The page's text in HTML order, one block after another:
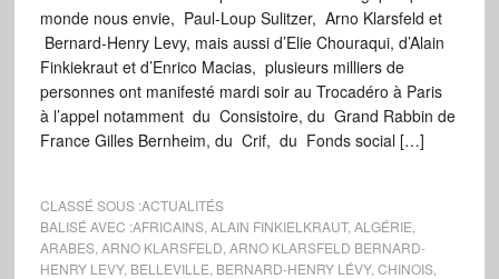
monde nous envie, Paul-Loup Sulitzer, Arno Klarsfeld et
Bernard-Henry Levy, mais aussi d’Elie Chouraqui, d’Alain
Finkiekraut et d’Enrico Macias, plusieurs milliers de
personnes ont manifesté mardi soir au Trocadéro à Paris
à l’appel notamment du Consistoire, du Grand Rabbin de
France Gilles Bernheim, du Crif, du Fonds social […]
CLASSÉ SOUS :ACTUALITÉS
BALISÉ AVEC :AFRICAINS, ALAIN FINKIELKRAUT, ALGÉRIE
ARABES, ARNO KLARSFELD ARNO KLARSFELD BERNARD-
HENRY LEVY, BELLEVILLE BERNARD-HENRY LÉVY, CHINOIS,